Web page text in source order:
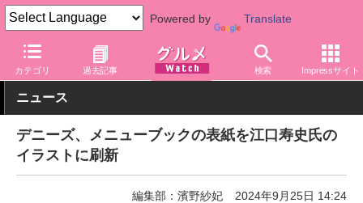
Powered by Translate
カテゴリ 過去記事 検索 Impressサイト
グルメ Watch 店舗 レストラン デニーズ
ニュース
デニーズ、メニューブックの表紙を江口寿史氏の
イラストに刷新
編集部：濱野紗妃 2024年9月25日 14:24